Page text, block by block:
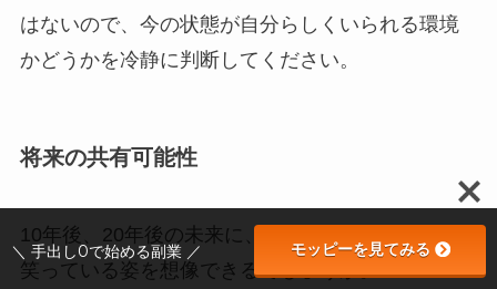
はないので、今の状態が自分らしくいられる環境
かどうかを冷静に判断してください。
将来の共有可能性
10年後、20年後の未来に、そのパートナーが隣に
笑っている姿を想像できるでしょうか。
＼ 手出し0で始める副業 ／ モッピーを見てみる